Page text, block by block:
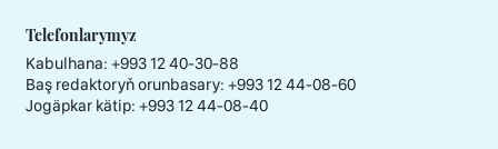
Telefonlarymyz
Kabulhana: +993 12 40-30-88
Baş redaktoryň orunbasary: +993 12 44-08-60
Jogäpkar kätip: +993 12 44-08-40